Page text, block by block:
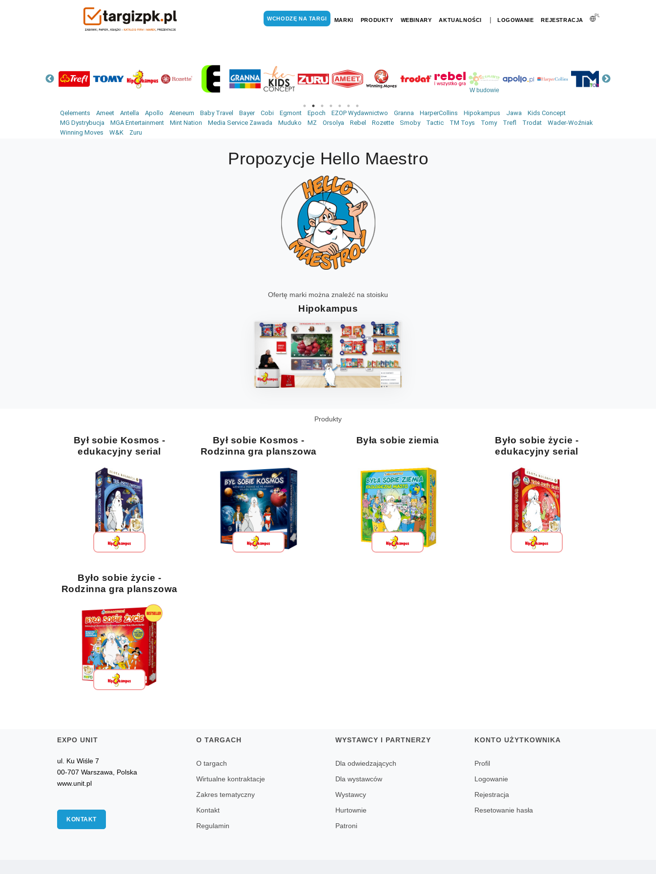
PL
WCHODZĘ NA TARGI MARKI PRODUKTY WEBINARY AKTUALNOŚCI | LOGOWANIE REJESTRACJA
W budowie
Qelements Ameet Antella Apollo Ateneum Baby Travel Bayer Cobi Egmont Epoch EZOP Wydawnictwo Granna HarperCollins Hipokampus Jawa
Kids Concept
MG Dystrybucja
MGA Entertainment Mint Nation Media Service Zawada Muduko MZ Orsolya Rebel Rozette Smoby Tactic TM Toys Tomy Trefl Trodat
Wader-Woźniak
Winning Moves
W&K Zuru
Propozycje Hello Maestro
Ofertę marki można znaleźć na stoisku
Hipokampus
Produkty
Był sobie Kosmos -
edukacyjny serial
Alberta Barille
Był sobie Kosmos -
Rodzinna gra planszowa
Była sobie ziemia
Było sobie życie -
edukacyjny serial
Alberta Barille
Było sobie życie -
Rodzinna gra planszowa
EXPO UNIT
ul. Ku Wiśle 7
00-707 Warszawa, Polska
www.unit.pl
KONTAKT
O TARGACH
O targach
Wirtualne kontraktacje
Zakres tematyczny
Kontakt
Regulamin
WYSTAWCY I PARTNERZY
Dla odwiedzających
Dla wystawców
Wystawcy
Hurtownie
Patroni
KONTO UŻYTKOWNIKA
Profil
Logowanie
Rejestracja
Resetowanie hasła